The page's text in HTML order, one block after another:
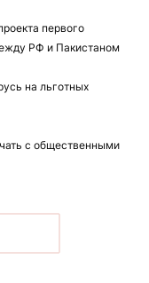
первого
РФ и Пакистаном
на льготных
с общественными